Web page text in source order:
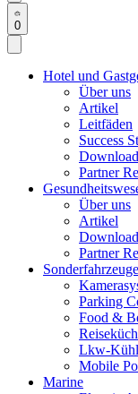
0
Hotel und
Über uns
Artikel
Leitfäden
Success
Partner
Über uns
Artikel
Partner
Parking
Food &
Lkw-
Mobile
Marine